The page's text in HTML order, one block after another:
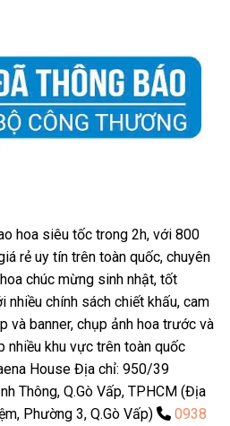
hoa siêu tốc trong 2h, với 800
rẻ uy tín trên toàn quốc, chuyên
chúc mừng sinh nhật, tốt
nhiều chính sách chiết khấu, cam
và banner, chụp ảnh hoa trước và
nhiều khu vực trên toàn quốc
House Địa chỉ: 950/39
Thông, Q.Gò Vấp, TPHCM (Địa
Phường 3, Q.Gò Vấp)
0938